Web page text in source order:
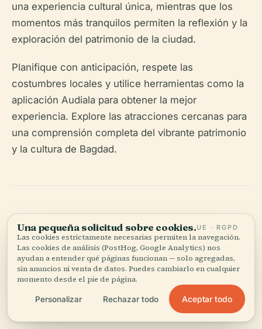
una experiencia cultural única, mientras que los
momentos más tranquilos permiten la reflexión y la
exploración del patrimonio de la ciudad.
Planifique con anticipación, respete las
costumbres locales y utilice herramientas como la
aplicación Audiala para obtener la mejor
experiencia. Explore las atracciones cercanas para
una comprensión completa del vibrante patrimonio
y la cultura de Bagdad.
Escucha la historia completa en la app
Una pequeña solicitud sobre cookies.UE · RGPD
Las cookies estrictamente necesarias permiten la navegación.
Las cookies de análisis (PostHog, Google Analytics) nos
ayudan a entender qué páginas funcionan — solo agregadas,
sin anuncios ni venta de datos. Puedes cambiarlo en cualquier
momento desde el pie de página.
Personalizar Rechazar todo Aceptar todo